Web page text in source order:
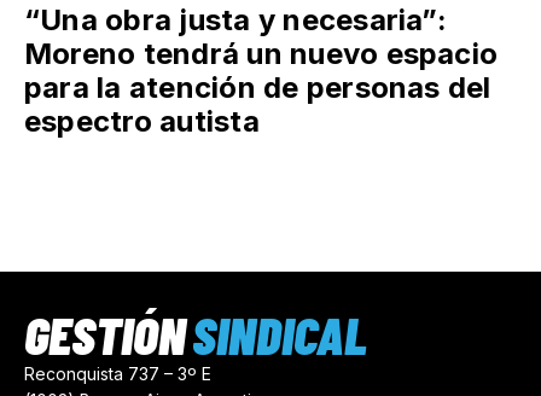
“Una obra justa y necesaria”:
Moreno tendrá un nuevo espacio
para la atención de personas del
espectro autista
Reconquista 737 – 3º E
GESTIÓNSINDICAL